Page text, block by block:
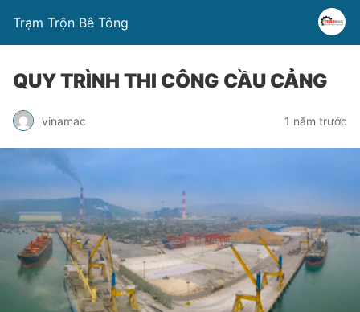
Trạm Trộn Bê Tông
QUY TRÌNH THI CÔNG CẦU CẢNG
vinamac 1 năm trước